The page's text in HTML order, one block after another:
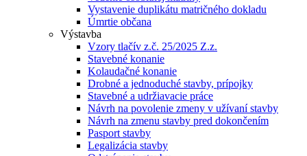
Vystavenie duplikátu matričného dokladu
Úmrtie občana
Výstavba
Vzory tlačív z.č. 25/2025 Z.z.
Stavebné konanie
Kolaudačné konanie
Drobné a jednoduché stavby, prípojky
Stavebné a udržiavacie práce
Návrh na povolenie zmeny v užívaní stavby
Návrh na zmenu stavby pred dokončením
Pasport stavby
Legalizácia stavby